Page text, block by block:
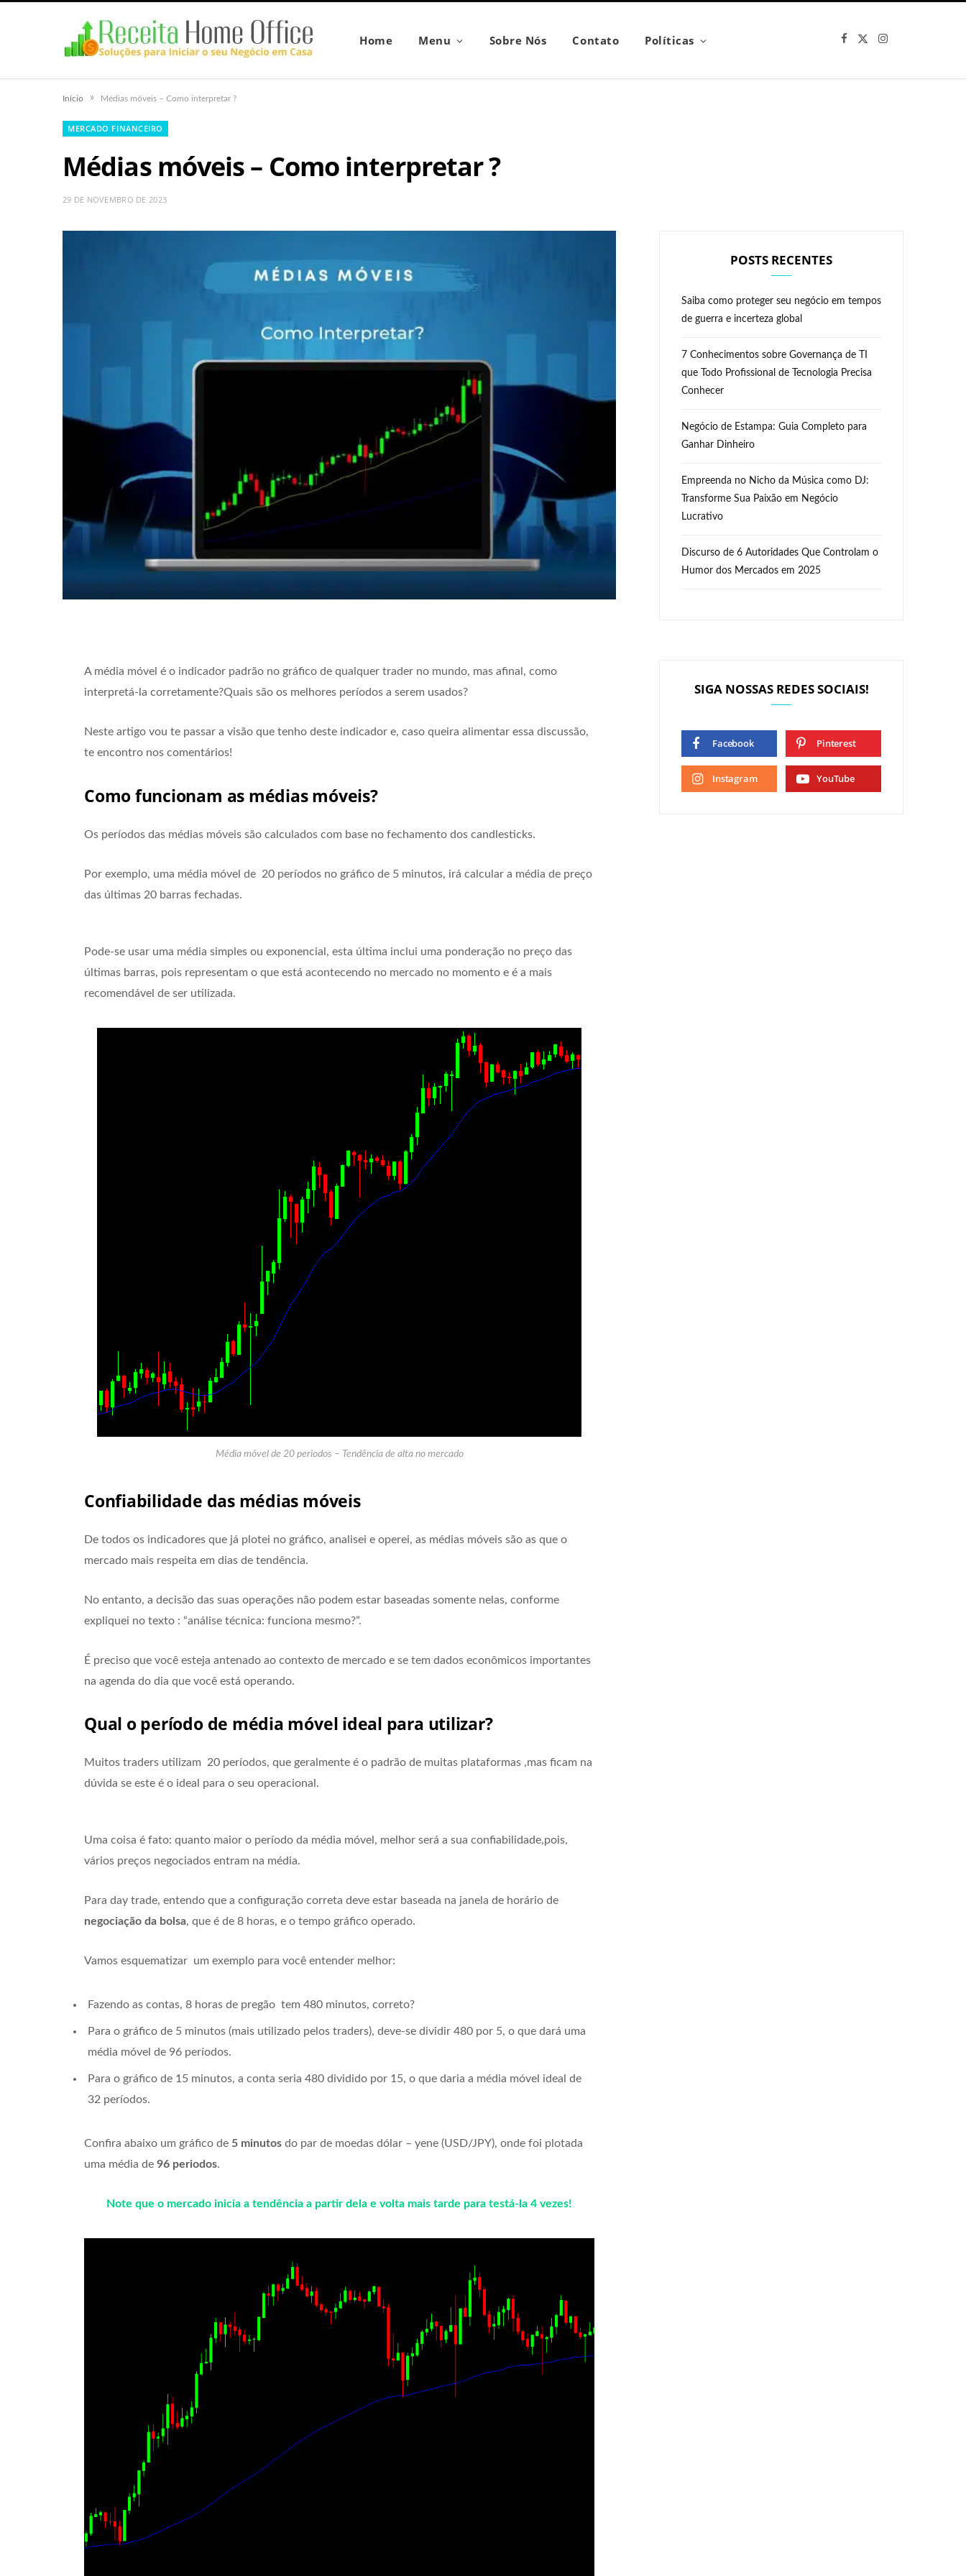
Home Menu Sobre Nós Contato Políticas
b
i
I
a
Início » Médias móveis – Como interpretar ?
MERCADO FINANCEIRO
Médias móveis – Como interpretar ?
29 DE NOVEMBRO DE 2023
A média móvel é o indicador padrão no gráfico de qualquer trader no mundo, mas afinal, como
interpretá-la corretamente?Quais são os melhores períodos a serem usados?
Neste artigo vou te passar a visão que tenho deste indicador e, caso queira alimentar essa discussão,
te encontro nos comentários!
Como funcionam as médias móveis?
Os períodos das médias móveis são calculados com base no fechamento dos candlesticks.
Por exemplo, uma média móvel de 20 períodos no gráfico de 5 minutos, irá calcular a média de preço
das últimas 20 barras fechadas.
Pode-se usar uma média simples ou exponencial, esta última inclui uma ponderação no preço das
últimas barras, pois representam o que está acontecendo no mercado no momento e é a mais
recomendável de ser utilizada.
Média móvel de 20 periodos – Tendência de alta no mercado
Confiabilidade das médias móveis
De todos os indicadores que já plotei no gráfico, analisei e operei, as médias móveis são as que o
mercado mais respeita em dias de tendência.
No entanto, a decisão das suas operações não podem estar baseadas somente nelas, conforme
expliquei no texto : “análise técnica: funciona mesmo?”.
É preciso que você esteja antenado ao contexto de mercado e se tem dados econômicos importantes
na agenda do dia que você está operando.
Qual o período de média móvel ideal para utilizar?
Muitos traders utilizam 20 períodos, que geralmente é o padrão de muitas plataformas ,mas ficam na
dúvida se este é o ideal para o seu operacional.
Uma coisa é fato: quanto maior o período da média móvel, melhor será a sua confiabilidade,pois,
vários preços negociados entram na média.
Para day trade, entendo que a configuração correta deve estar baseada na janela de horário de
negociação da bolsa, que é de 8 horas, e o tempo gráfico operado.
Vamos esquematizar um exemplo para você entender melhor:
Fazendo as contas, 8 horas de pregão tem 480 minutos, correto?
Para o gráfico de 5 minutos (mais utilizado pelos traders), deve-se dividir 480 por 5, o que dará uma
média móvel de 96 períodos.
Para o gráfico de 15 minutos, a conta seria 480 dividido por 15, o que daria a média móvel ideal de
32 períodos.
Confira abaixo um gráfico de5 minutosdo par de moedas dólar – yene (USD/JPY), onde foi plotada
uma média de 96 periodos.
Note que o mercado inicia a tendência a partir dela e volta mais tarde para testá-la 4 vezes!
POSTS RECENTES
Saiba como proteger seu negócio em tempos
de guerra e incerteza global
7 Conhecimentos sobre Governança de TI
que Todo Profissional de Tecnologia Precisa
Conhecer
Negócio de Estampa: Guia Completo para
Ganhar Dinheiro
Empreenda no Nicho da Música como DJ:
Transforme Sua Paixão em Negócio
Lucrativo
Discurso de 6 Autoridades Que Controlam o
Humor dos Mercados em 2025
SIGA NOSSAS REDES SOCIAIS!
Facebook Pinterest
Instagram YouTube